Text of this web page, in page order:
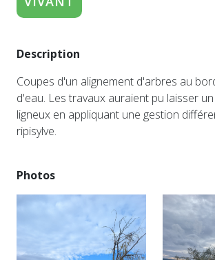
Description
Coupes d'un alignement d'arbres au
d'eau. Les travaux auraient pu laisser
ligneux en appliquant une gestion
ripisylve.
Photos